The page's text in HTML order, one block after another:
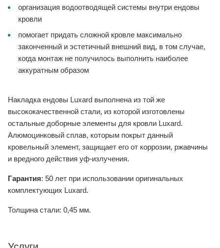
организация водоотводящей системы внутри ендовы
кровли
помогает придать сложной кровле максимально
законченный и эстетичный внешний вид, в том случае,
когда монтаж не получилось выполнить наиболее
аккуратным образом
Накладка ендовы Luxard выполнена из той же
высококачественной стали, из которой изготовлены
остальные доборные элементы для кровли Luxard.
Алюмоцинковый сплав, которым покрыт данный
кровельный элемент, защищает его от коррозии, ржавчины
и вредного действия уф-излучения.
Гарантия: 50 лет при использовании оригинальных
комплектующих Luxard.
Толщина стали: 0,45 мм.